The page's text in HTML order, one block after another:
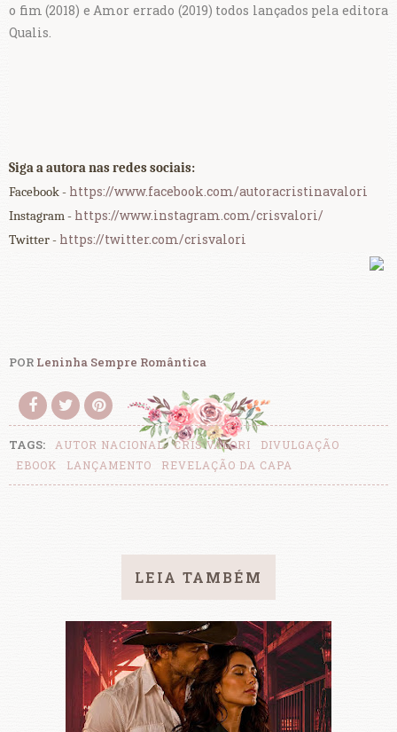
o fim (2018) e Amor errado (2019) todos lançados pela editora
Qualis.
Siga a autora nas redes sociais:
Facebook - https://www.facebook.com/autoracristinavalori
Instagram - https://www.instagram.com/crisvalori/
Twitter - https://twitter.com/crisvalori
POR Leninha Sempre Romântica
TAGS: AUTOR NACIONAL CRIS VALORI
DIVULGAÇÃO
EBOOK
LANÇAMENTO REVELAÇÃO DA CAPA
LEIA TAMBÉM